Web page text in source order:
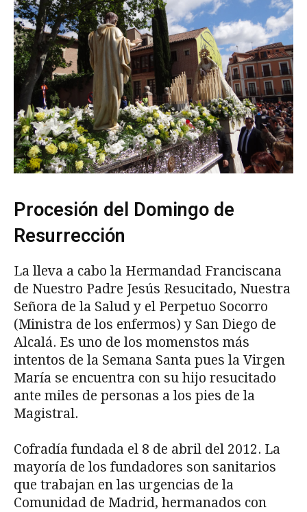
Procesión del Domingo de
Resurrección
La lleva a cabo la Hermandad Franciscana
de Nuestro Padre Jesús Resucitado, Nuestra
Señora de la Salud y el Perpetuo Socorro
(Ministra de los enfermos) y San Diego de
Alcalá. Es uno de los momenstos más
intentos de la Semana Santa pues la Virgen
María se encuentra con su hijo resucitado
ante miles de personas a los pies de la
Magistral.
Cofradía fundada el 8 de abril del 2012. La
mayoría de los fundadores son sanitarios
que trabajan en las urgencias de la
Comunidad de Madrid, hermanados con